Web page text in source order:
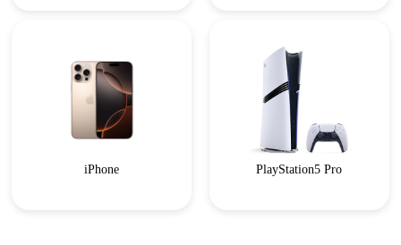
iPhone PlayStation5 Pro